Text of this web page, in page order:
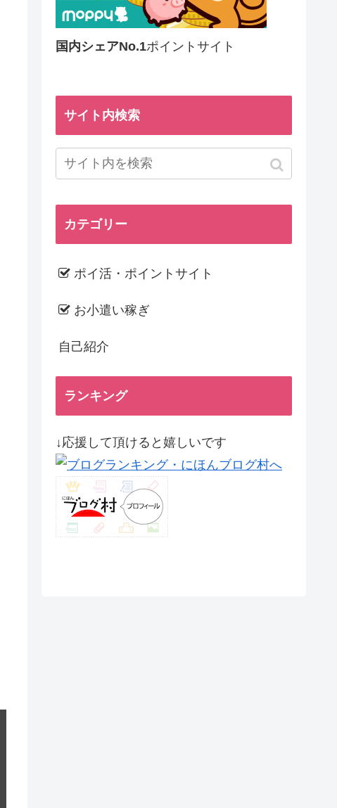
国内シェアNo.1ポイントサイト
サイト内検索
カテゴリー
ポイ活・ポイントサイト
お小遣い稼ぎ
自己紹介
ランキング
↓応援して頂けると嬉しいです